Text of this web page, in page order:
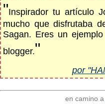
"Inspirador tu artículo
mucho que disfrutaba
Sagan. Eres un
blogger."
por
en camino a